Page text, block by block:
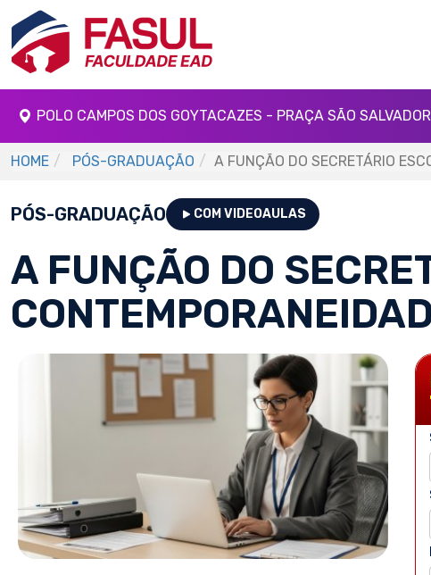
POLO CAMPOS DOS GOYTACAZES - PRAÇA SÃO
HOME PÓS-GRADUAÇÃO A FUNÇÃO DO SECRETÁRIO
PÓS-GRADUAÇÃO COM VIDEOAULAS
A FUNÇÃO DO